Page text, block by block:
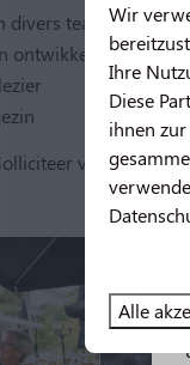
team
ontwikkeling
vandaag
Wir
Ihre
Diese
ihnen
Alle